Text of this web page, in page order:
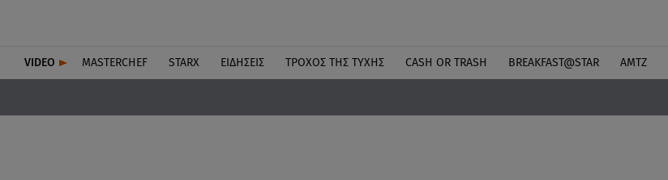
VIDEO MASTERCHEF STARX ΕΙΔΉΣΕΙΣ ΤΡΟΧΌΣ ΤΗΣ ΤΎΧΗΣ CASH OR TRASH BREAKFAST@STAR ΑΜΤΖ